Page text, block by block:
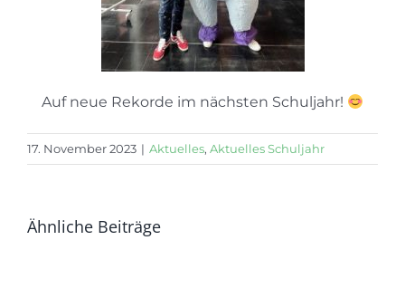
Auf neue Rekorde im nächsten Schuljahr!
17. November 2023 | Aktuelles, Aktuelles Schuljahr
Ähnliche Beiträge